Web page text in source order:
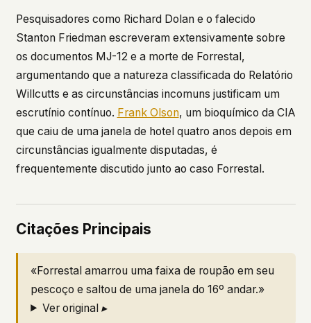
Pesquisadores como Richard Dolan e o falecido
Stanton Friedman escreveram extensivamente sobre
os documentos MJ-12 e a morte de Forrestal,
argumentando que a natureza classificada do Relatório
Willcutts e as circunstâncias incomuns justificam um
escrutínio contínuo. Frank Olson, um bioquímico da CIA
que caiu de uma janela de hotel quatro anos depois em
circunstâncias igualmente disputadas, é
frequentemente discutido junto ao caso Forrestal.
Citações Principais
«Forrestal amarrou uma faixa de roupão em seu
pescoço e saltou de uma janela do 16º andar.»
Ver original ▸